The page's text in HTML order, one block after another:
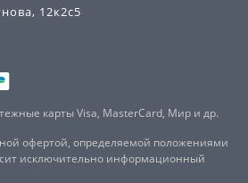
12к2с5
карты Visa, MasterCard, Мир и др.
офертой, определяемой положениями
исключительно информационный